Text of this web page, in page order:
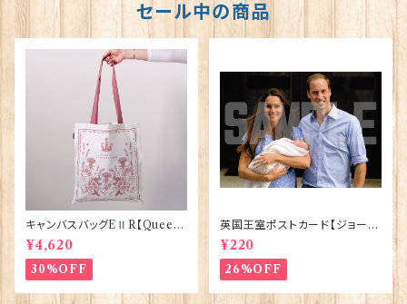
セール中の商品
キャンバスバッグEⅡR【Queen
ElizabethⅡ Commemorativ
e】Victoria Eggs 90332
¥4,620
30%OFF
英国王室ポストカード【ジョージ
王子ご誕生】Pageantry Post
card 90183-JEF100
¥220
26%OFF